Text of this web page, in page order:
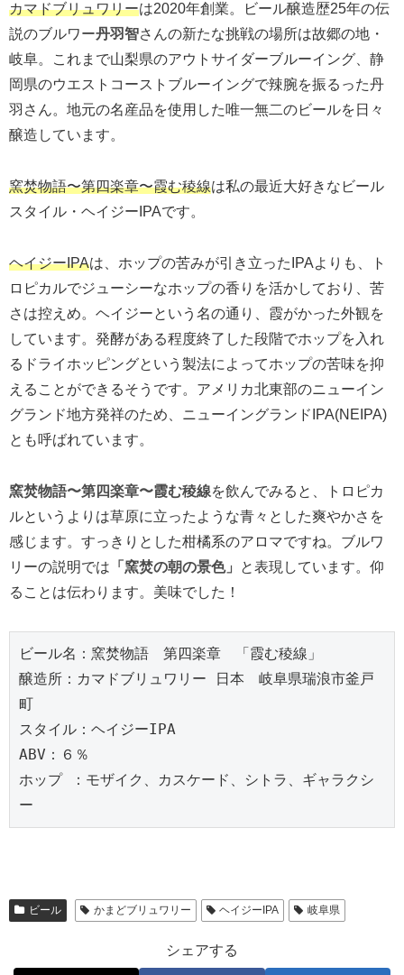
カマドブリュワリーは2020年創業。ビール醸造歴25年の伝
説のブルワー丹羽智さんの新たな挑戦の場所は故郷の地・
岐阜。これまで山梨県のアウトサイダーブルーイング、静
岡県のウエストコーストブルーイングで辣腕を振るった丹
羽さん。地元の名産品を使用した唯一無二のビールを日々
醸造しています。
窯焚物語〜第四楽章〜霞む稜線は私の最近大好きなビール
スタイル・ヘイジーIPAです。
ヘイジーIPAは、ホップの苦みが引き立ったIPAよりも、ト
ロピカルでジューシーなホップの香りを活かしており、苦
さは控えめ。ヘイジーという名の通り、霞がかった外観を
しています。発酵がある程度終了した段階でホップを入れ
るドライホッピングという製法によってホップの苦味を抑
えることができるそうです。アメリカ北東部のニューイン
グランド地方発祥のため、ニューイングランドIPA(NEIPA)
とも呼ばれています。
窯焚物語〜第四楽章〜霞む稜線を飲んでみると、トロピカ
ルというよりは草原に立ったような青々とした爽やかさを
感じます。すっきりとした柑橘系のアロマですね。ブルワ
リーの説明では 「窯焚の朝の景色」
と表現しています。仰
ることは伝わります。美味でした！
ビール名：窯焚物語　第四楽章　「霞む稜線」
醸造所：カマドブリュワリー 日本　岐阜県瑞浪市釜戸
町
スタイル：ヘイジーIPA
ABV：６％
ホップ ：モザイク、カスケード、シトラ、ギャラクシ
ー
ビール かまどブリュワリー ヘイジーIPA 岐阜県
シェアする